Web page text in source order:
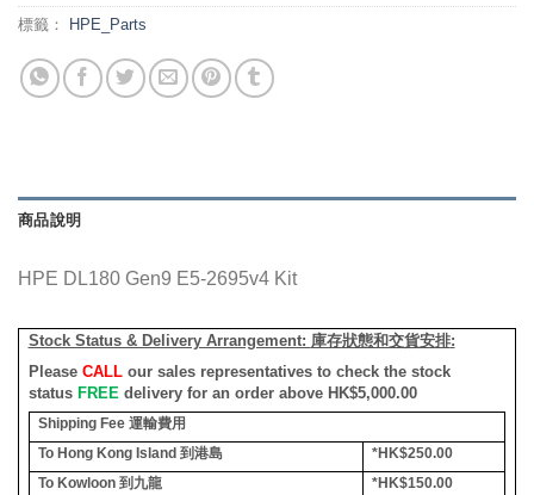
標籤： HPE_Parts
商品說明
HPE DL180 Gen9 E5-2695v4 Kit
Stock Status & Delivery Arrangement: 庫存狀態和交貨安排:
Please CALLour sales representatives to check the stock
status FREE delivery for an order above HK$5,000.00
Shipping Fee 運輸費用
To Hong Kong Island 到港島
*HK$250.00
To Kowloon 到九龍
*HK$150.00